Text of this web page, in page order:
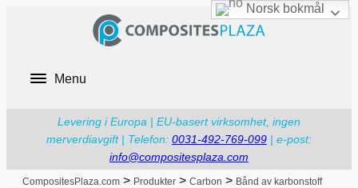
Menu
Levering i Europa | EU-basert virksomhet, ingen
merverdiavgift | Telefon: 0031-492-769-099 | e-post:
info@compositesplaza.com
CompositesPlaza.com > Produkter > Carbon > Bånd av karbonstoff
Norsk bokmål